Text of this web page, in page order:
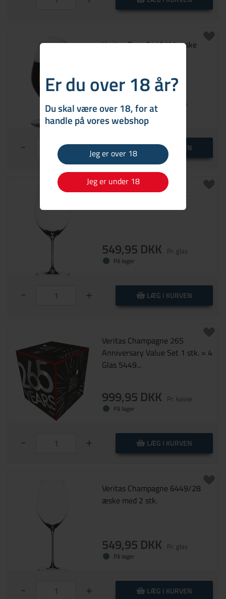
Er du over 18 år?
Du skal være over 18, for at
handle på vores webshop
Jeg er over 18
Jeg er under 18
Veritas Beer 6449/11 æske
549,95 DKK Pr. glas
På lager
- + LÆG I KURVEN
Veritas Cabernet/ Merlot
6449/0 æske med 2 stk.
549,95 DKK Pr. glas
På lager
- + LÆG I KURVEN
Veritas Champagne 265
Anniversary Value Set 1 stk. = 4
Glas 5449...
999,95 DKK Pr. kasse
På lager
- + LÆG I KURVEN
Veritas Champagne 6449/28
æske med 2 stk.
549,95 DKK Pr. glas
På lager
- + LÆG I KURVEN